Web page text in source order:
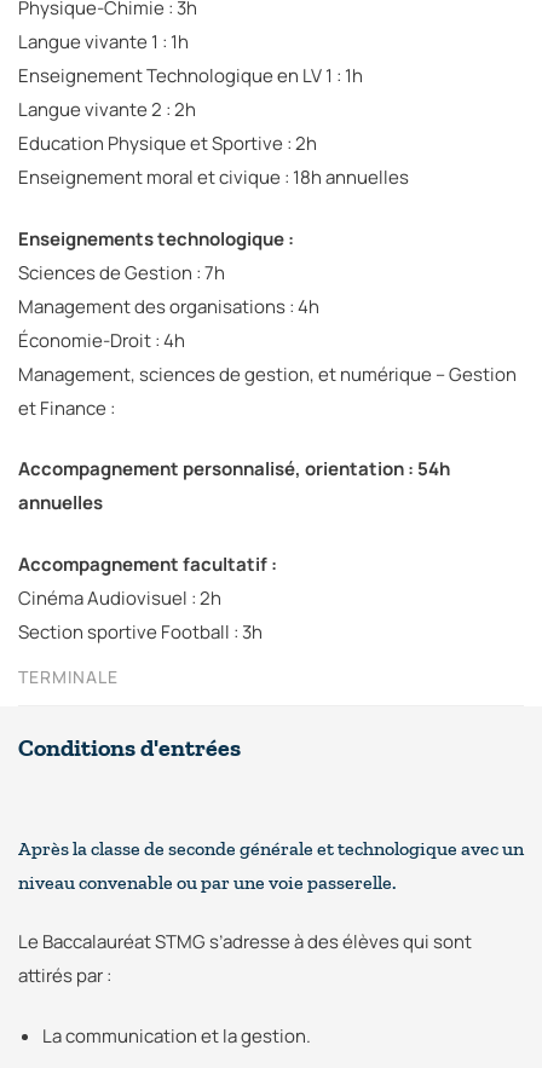
Physique-Chimie : 3h
Langue vivante 1 : 1h
Enseignement Technologique en LV 1 : 1h
Langue vivante 2 : 2h
Education Physique et Sportive : 2h
Enseignement moral et civique : 18h annuelles
Enseignements technologique :
Sciences de Gestion : 7h
Management des organisations : 4h
Économie-Droit : 4h
Management, sciences de gestion, et numérique – Gestion
et Finance :
Accompagnement personnalisé, orientation : 54h
annuelles
Accompagnement facultatif :
Cinéma Audiovisuel : 2h
Section sportive Football : 3h
TERMINALE
Conditions d'entrées
Après la classe de seconde générale et technologique avec un
niveau convenable ou par une voie passerelle.
Le Baccalauréat STMG s’adresse à des élèves qui sont
attirés par :
La communication et la gestion.